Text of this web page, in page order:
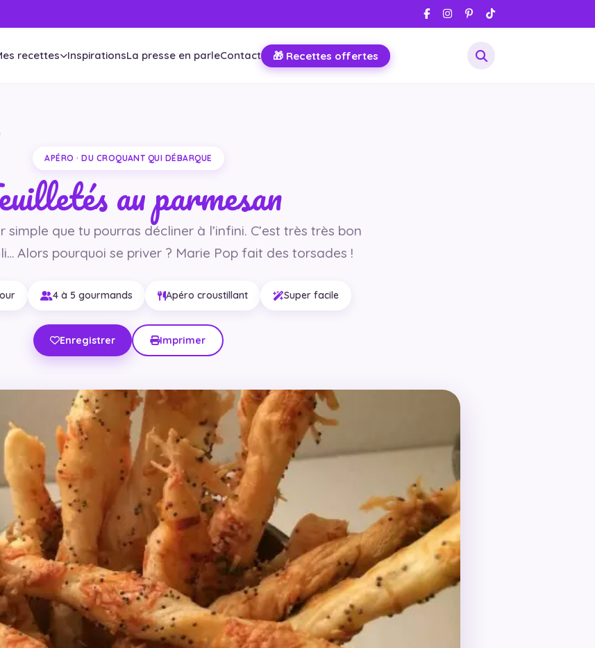
recettes InspirationsLa presse en parleContact 🎁 Recettes offertes
APÉRO · DU CROQUANT QUI DÉBARQUE
au parmesan
simple que tu pourras décliner à l’infini. C’est très très bon
Alors pourquoi se priver ? Marie Pop fait des torsades !
4 à 5 gourmands Apéro croustillant Super facile
Enregistrer Imprimer